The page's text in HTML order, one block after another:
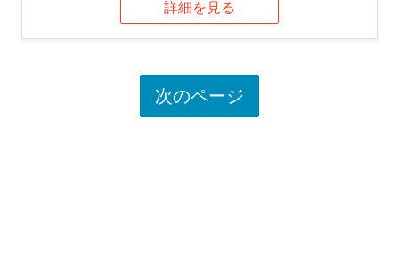
詳細を見る
次のページ